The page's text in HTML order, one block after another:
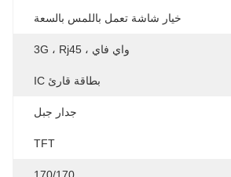
خيار شاشة تعمل باللمس بالسعة
واي فاي ، 3G ، Rj45
بطاقة قارئ IC
جدار جبل
TFT